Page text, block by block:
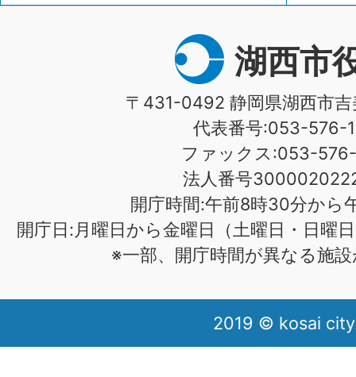
湖西市
〒431-0492 静岡県湖西市
代表番号:053-576-
ファックス:053-576-
法人番号
開庁時間:午前8時30分から
開庁日:月曜日から金曜日（土曜日・日曜
※一部、開庁時間が異なる施
2019 © kosai